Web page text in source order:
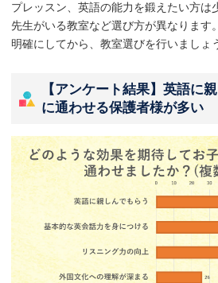
プレッスン、英語の能力を鍛えたい方は
先生がいる教室など選び方が異なります
明確にしてから、教室選びを行いましょ
【アンケート結果】英語に
に通わせる保護者様が多い